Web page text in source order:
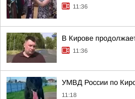
11:36
В Кирове
11:36
УМВД России по
11:18